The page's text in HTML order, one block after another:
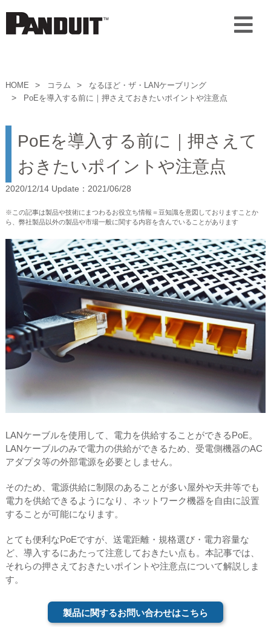
HOME コラム
なるほど・ザ・LANケーブリング
PoEを導入する前に｜押さえておきたいポイントや注意点
PoEを導入する前に｜押さえて
おきたいポイントや注意点
2020/12/14 Update：2021/06/28
※この記事は製品や技術にまつわるお役立ち情報＝豆知識を意図しておりますことか
ら、弊社製品以外の製品や市場一般に関する内容を含んでいることがあります
LANケーブルを使用して、電力を供給することができるPoE。
LANケーブルのみで電力の供給ができるため、受電側機器のAC
アダプタ等の外部電源を必要としません。
そのため、電源供給に制限のあることが多い屋外や天井等でも
電力を供給できるようになり、ネットワーク機器を自由に設置
することが可能になります。
とても便利なPoEですが、送電距離・規格選び・電力容量な
ど、導入するにあたって注意しておきたい点も。本記事では、
それらの押さえておきたいポイントや注意点について解説しま
す。
製品に関するお問い合わせはこちら